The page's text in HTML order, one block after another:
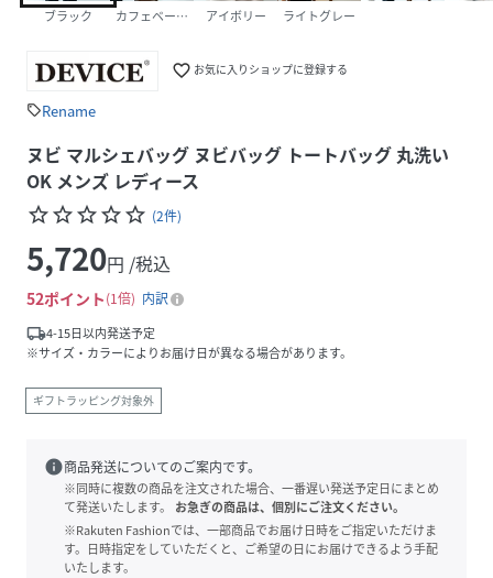
ブラック カフェベージュ アイボリー ライトグレー
favorite_border お気に入りショップに登録する
sellRename
ヌビ マルシェバッグ ヌビバッグ トートバッグ 丸洗い
OK メンズ レディース
star_borderstar_borderstar_borderstar_borderstar_border (2件)
5,720円 /税込
52ポイント 1倍
内訳
local_shipping4-15日以内発送予定
※サイズ・カラーによりお届け日が異なる場合があります。
ギフトラッピング対象外
info商品発送についてのご案内です。
※同時に複数の商品を注文された場合、一番遅い発送予定日にまとめ
て発送いたします。
お急ぎの商品は、個別にご注文ください。
※Rakuten Fashionでは、一部商品でお届け日時をご指定いただけま
す。日時指定をしていただくと、ご希望の日にお届けできるよう手配
いたします。